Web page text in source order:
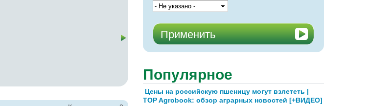
Популярное
Цены на российскую пшеницу могут взлететь |
TOP Agrobook: обзор аграрных новостей [+ВИДЕО]